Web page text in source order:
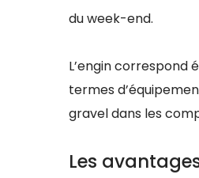
du week-end.
L’engin correspond
termes
gravel dans les
Les